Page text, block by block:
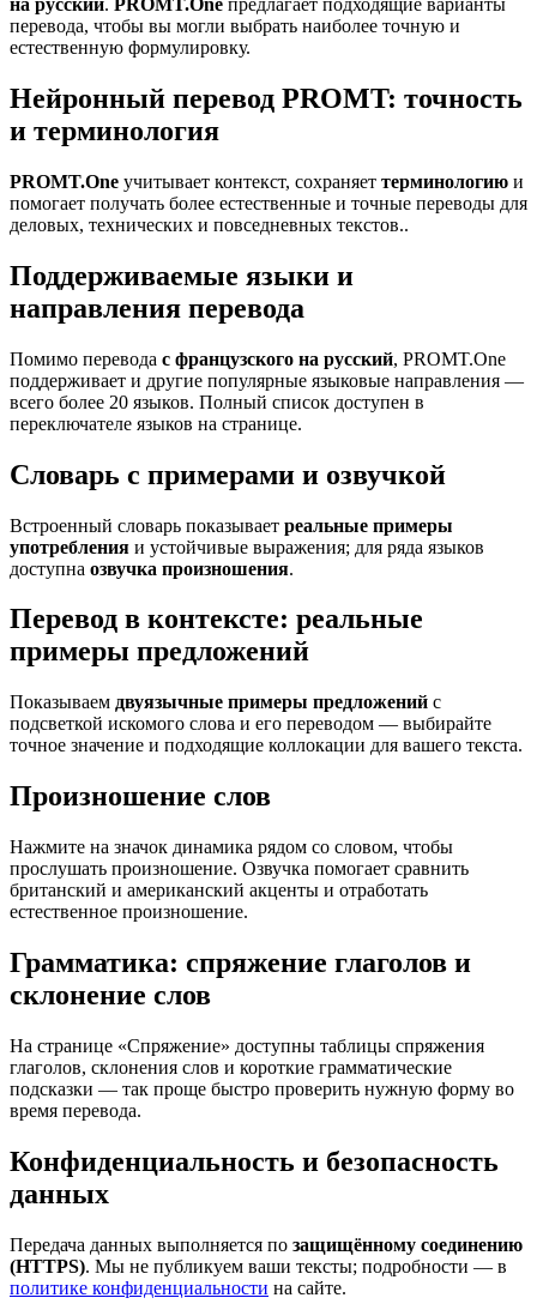
на русский. PROMT.One предлагает подходящие варианты
перевода, чтобы вы могли выбрать наиболее точную и
естественную формулировку.
Нейронный перевод PROMT: точность
и терминология
PROMT.One учитывает контекст, сохраняет терминологию и
помогает получать более естественные и точные переводы для
деловых, технических и повседневных текстов..
Поддерживаемые языки и
направления перевода
Помимо перевода с французского на русский, PROMT.One
поддерживает и другие популярные языковые направления —
всего более 20 языков. Полный список доступен в
переключателе языков на странице.
Словарь с примерами и озвучкой
Встроенный словарь показывает реальные примеры
употребления и устойчивые выражения; для ряда языков
доступна озвучка произношения.
Перевод в контексте: реальные
примеры предложений
Показываем двуязычные примеры предложений с
подсветкой искомого слова и его переводом — выбирайте
точное значение и подходящие коллокации для вашего текста.
Произношение слов
Нажмите на значок динамика рядом со словом, чтобы
прослушать произношение. Озвучка помогает сравнить
британский и американский акценты и отработать
естественное произношение.
Грамматика: спряжение глаголов и
склонение слов
На странице «Спряжение» доступны таблицы спряжения
глаголов, склонения слов и короткие грамматические
подсказки — так проще быстро проверить нужную форму во
время перевода.
Конфиденциальность и безопасность
данных
Передача данных выполняется по защищённому соединению
(HTTPS). Мы не публикуем ваши тексты; подробности — в
политике конфиденциальности на сайте.